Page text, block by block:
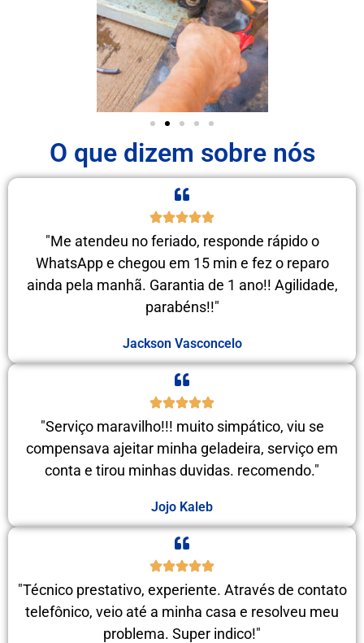
O que dizem sobre nós
"Me atendeu no feriado, responde rápido o
WhatsApp e chegou em 15 min e fez o reparo
ainda pela manhã. Garantia de 1 ano!! Agilidade,
parabéns!!"
Jackson Vasconcelo
"Serviço maravilho!!! muito simpático, viu se
compensava ajeitar minha geladeira, serviço em
conta e tirou minhas duvidas. recomendo."
Jojo Kaleb
"Técnico prestativo, experiente. Através de contato
telefônico, veio até a minha casa e resolveu meu
problema. Super indico!"